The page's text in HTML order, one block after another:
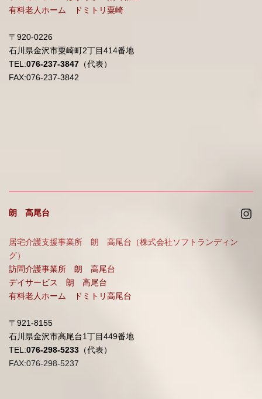
有料老人ホーム ドミトリ粟崎
〒920-0226
石川県金沢市粟崎町2丁目414番地
TEL:076-237-3847 （代表）
FAX:076-237-3842
朗 高尾台
居宅介護支援事業所 朗 高尾台（株式会社ソフトランディン
グ）
訪問介護事業所 朗 高尾台
デイサービス 朗 高尾台
有料老人ホーム ドミトリ高尾台
〒921-8155
石川県金沢市高尾台1丁目449番地
TEL:076-298-5233 （代表）
FAX:076-298-5237